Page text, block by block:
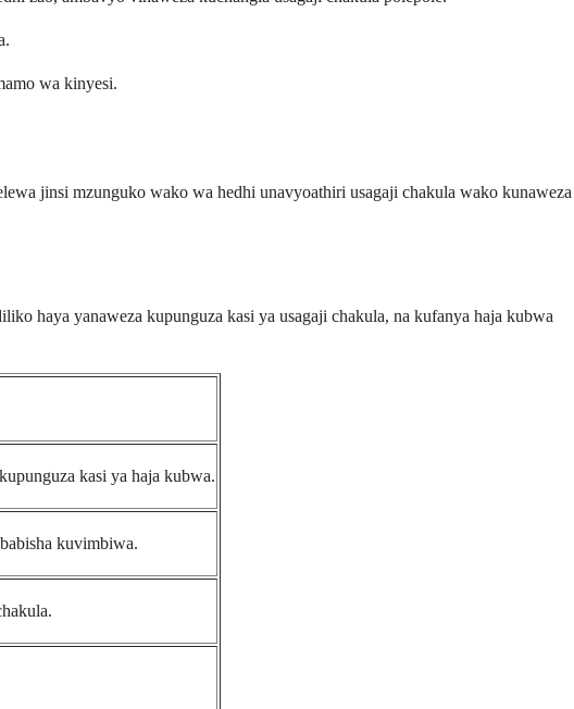
wa kinyesi.
jinsi mzunguko wako wa hedhi unavyoathiri usagaji chakula wako kunaweza
haya yanaweza kupunguza kasi ya usagaji chakula, na kufanya haja kubwa
kasi ya haja kubwa.
kuvimbiwa.